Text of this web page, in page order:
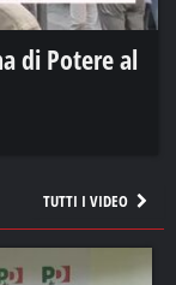
di Potere al
TUTTI I VIDEO